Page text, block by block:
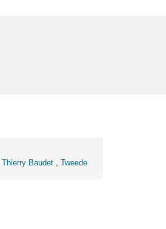
Thierry Baudet , Tweede